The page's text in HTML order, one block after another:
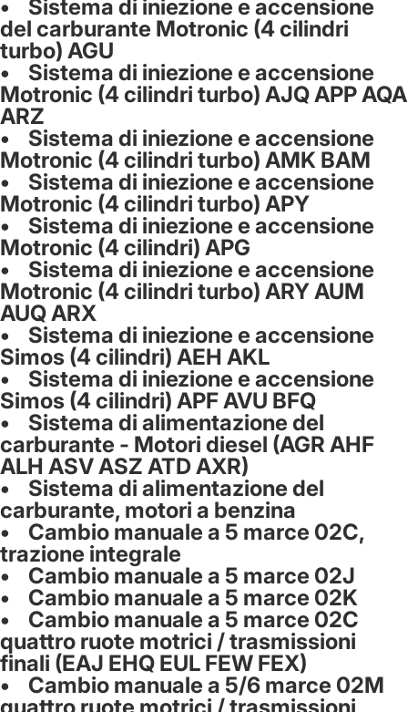
• Sistema di iniezione e accensione
del carburante Motronic (4 cilindri
turbo) AGU
• Sistema di iniezione e accensione
Motronic (4 cilindri turbo) AJQ APP AQA
ARZ
• Sistema di iniezione e accensione
Motronic (4 cilindri turbo) AMK BAM
• Sistema di iniezione e accensione
Motronic (4 cilindri turbo) APY
• Sistema di iniezione e accensione
Motronic (4 cilindri) APG
• Sistema di iniezione e accensione
Motronic (4 cilindri turbo) ARY AUM
AUQ ARX
• Sistema di iniezione e accensione
Simos (4 cilindri) AEH AKL
• Sistema di iniezione e accensione
Simos (4 cilindri) APF AVU BFQ
• Sistema di alimentazione del
carburante - Motori diesel (AGR AHF
ALH ASV ASZ ATD AXR)
• Sistema di alimentazione del
carburante, motori a benzina
• Cambio manuale a 5 marce 02C,
trazione integrale
• Cambio manuale a 5 marce 02J
• Cambio manuale a 5 marce 02K
• Cambio manuale a 5 marce 02C
quattro ruote motrici / trasmissioni
finali (EAJ EHQ EUL FEW FEX)
• Cambio manuale a 5/6 marce 02M